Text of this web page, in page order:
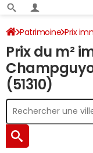
Patrimoine Prix
Prix du m²
(51310)